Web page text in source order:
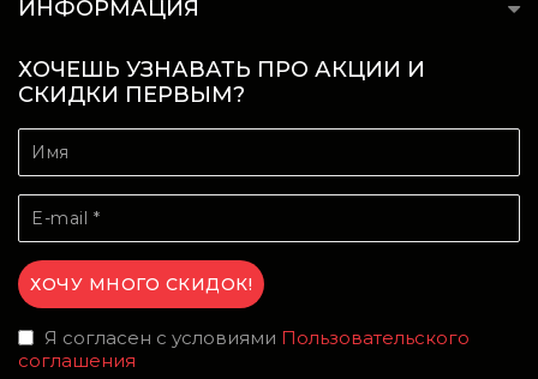
ИНФОРМАЦИЯ
ХОЧЕШЬ УЗНАВАТЬ ПРО АКЦИИ И
СКИДКИ ПЕРВЫМ?
Я согласен с условиями Пользовательского
соглашения